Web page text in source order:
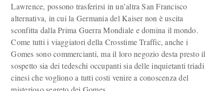
Lawrence, possono trasferirsi in un’altra San Francisco
alternativa, in cui la Germania del Kaiser non è uscita
sconfitta dalla Prima Guerra Mondiale e domina il mondo.
Come tutti i viaggiatori della Crosstime Traffic, anche i
Gomes sono commercianti, ma il loro negozio desta presto il
sospetto sia dei tedeschi occupanti sia delle inquietanti triadi
cinesi che vogliono a tutti costi venire a conoscenza del